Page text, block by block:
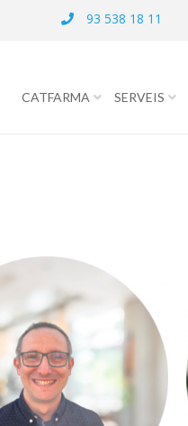
93 538 18 11
CATFARMA SERVEIS